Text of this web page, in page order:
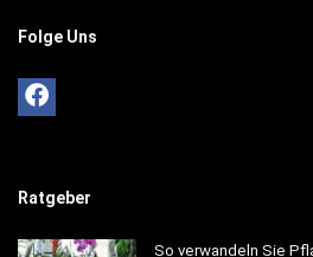
Folge Uns
Ratgeber
So verwandeln Sie